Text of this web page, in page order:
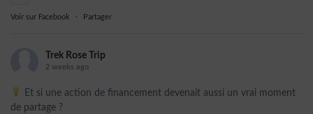
Voir sur Facebook · Partager
Trek Rose Trip
2 weeks ago
Et si une action de financement devenait aussi un vrai moment
de partage ?